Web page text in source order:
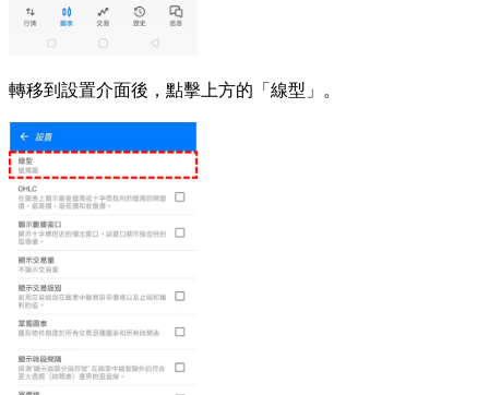
轉移到設置介面後，點擊上方的「線型」。